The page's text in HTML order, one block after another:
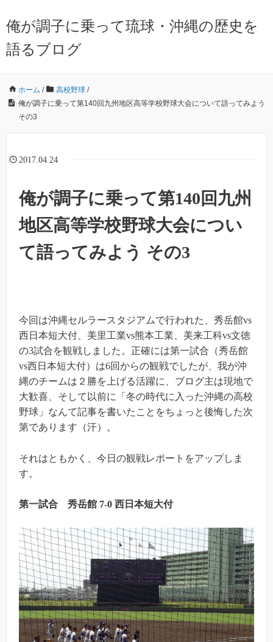
俺が調子に乗って琉球・沖縄の歴史を
語るブログ
ホーム / 高校野球 /
俺が調子に乗って第140回九州地区高等学校野球大会について語ってみよう
その3
2017.04.24
俺が調子に乗って第140回九州
地区高等学校野球大会につい
て語ってみよう その3
今回は沖縄セルラースタジアムで行われた、秀岳館vs
西日本短大付、美里工業vs熊本工業、美来工科vs文徳
の3試合を観戦しました。正確には第一試合（秀岳館
vs西日本短大付）は6回からの観戦でしたが、我が沖
縄のチームは２勝を上げる活躍に、ブログ主は現地で
大歓喜、そして以前に「冬の時代に入った沖縄の高校
野球」なんて記事を書いたことをちょっと後悔した次
第であります（汗）。
それはともかく、今日の観戦レポートをアップしま
す。
第一試合 秀岳館 7-0 西日本短大付